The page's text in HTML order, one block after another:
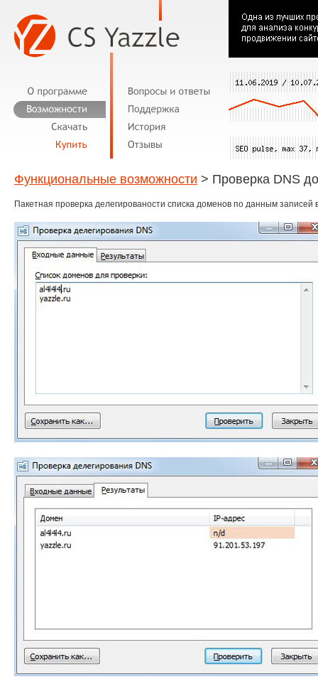
Функциональные возможности > Проверка DNS
Пакетная проверка делегированости списка доменов по данным записей